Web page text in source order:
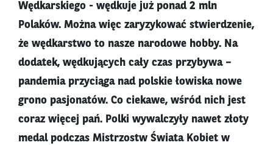
Wędkarskiego - wędkuje już ponad 2 mln
Polaków. Można więc zaryzykować stwierdzenie,
że wędkarstwo to nasze narodowe hobby. Na
dodatek, wędkujących cały czas przybywa –
pandemia przyciąga nad polskie łowiska nowe
grono pasjonatów. Co ciekawe, wśród nich jest
coraz więcej pań. Polki wywalczyły nawet złoty
medal podczas Mistrzostw Świata Kobiet w